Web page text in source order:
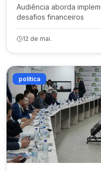
Audiência aborda
desafios financeiros
12 de mai.
política